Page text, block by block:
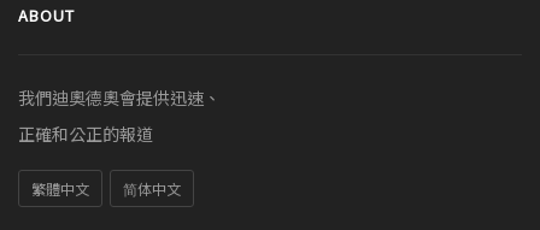
ABOUT
我們迪奧德奧會提供迅速、
正確和公正的報道
繁體中文 简体中文